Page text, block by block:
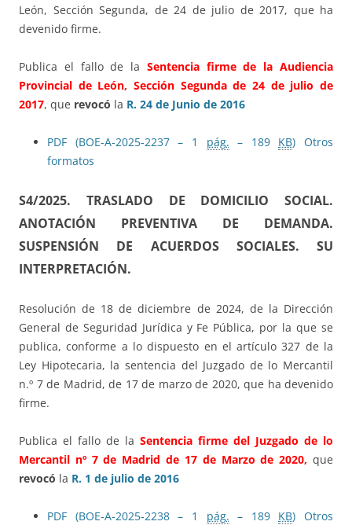
León, Sección Segunda, de 24 de julio de 2017, que ha
devenido firme.
Publica el fallo de la Sentencia firme de la Audiencia
Provincial de León, Sección Segunda de 24 de julio de
2017, que revocó la R. 24 de Junio de 2016
PDF (BOE-A-2025-2237 – 1 pág. – 189 KB) Otros
formatos
S4/2025. TRASLADO DE DOMICILIO SOCIAL.
ANOTACIÓN PREVENTIVA DE DEMANDA.
SUSPENSIÓN DE ACUERDOS SOCIALES. SU
INTERPRETACIÓN.
Resolución de 18 de diciembre de 2024, de la Dirección
General de Seguridad Jurídica y Fe Pública, por la que se
publica, conforme a lo dispuesto en el artículo 327 de la
Ley Hipotecaria, la sentencia del Juzgado de lo Mercantil
n.º 7 de Madrid, de 17 de marzo de 2020, que ha devenido
firme.
Publica el fallo de la Sentencia firme del Juzgado de lo
Mercantil nº 7 de Madrid de 17 de Marzo de 2020, que
revocó la R. 1 de julio de 2016
PDF (BOE-A-2025-2238 – 1 pág. – 189 KB) Otros